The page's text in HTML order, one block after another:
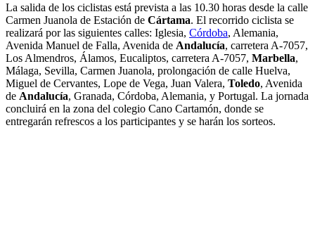
La salida de los ciclistas está prevista a las 10.30 horas desde la calle
Carmen Juanola de Estación de Cártama. El recorrido ciclista se
realizará por las siguientes calles: Iglesia, Córdoba, Alemania,
Avenida Manuel de Falla, Avenida de Andalucía, carretera A-7057,
Los Almendros, Álamos, Eucaliptos, carretera A-7057, Marbella,
Málaga, Sevilla, Carmen Juanola, prolongación de calle Huelva,
Miguel de Cervantes, Lope de Vega, Juan Valera, Toledo, Avenida
de Andalucía, Granada, Córdoba, Alemania, y Portugal. La jornada
concluirá en la zona del colegio Cano Cartamón, donde se
entregarán refrescos a los participantes y se harán los sorteos.